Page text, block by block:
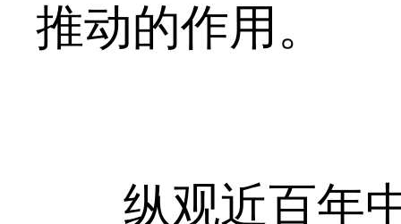
推动的作用。
纵观近百年